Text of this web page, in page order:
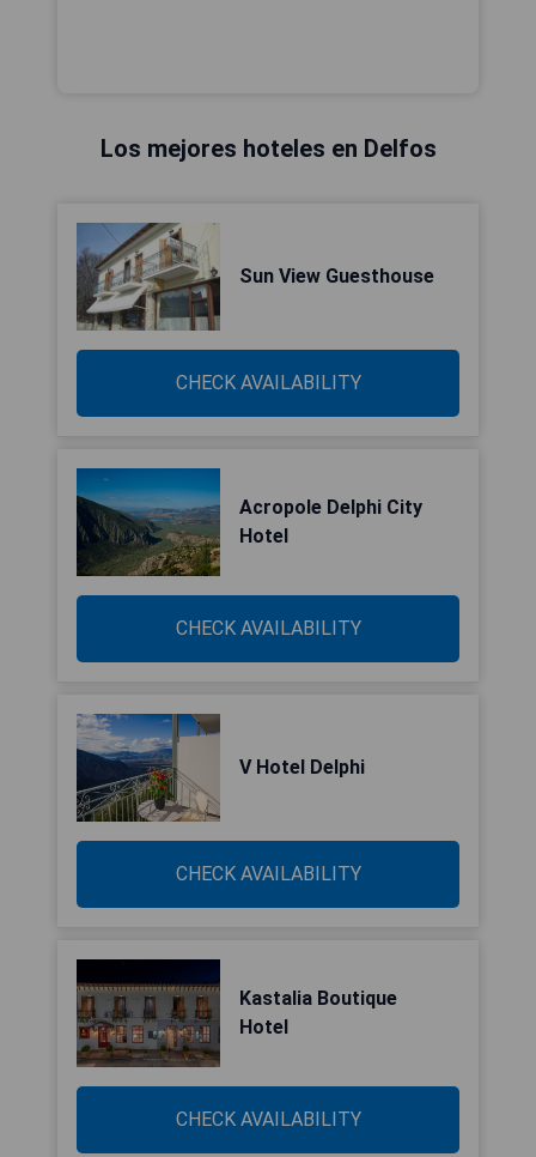
Los mejores hoteles en Delfos
Sun View Guesthouse
CHECK AVAILABILITY
Acropole Delphi City
Hotel
CHECK AVAILABILITY
V Hotel Delphi
CHECK AVAILABILITY
Kastalia Boutique
Hotel
CHECK AVAILABILITY